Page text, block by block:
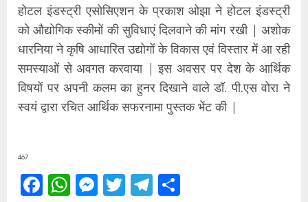
होटल इंडस्ट्री एसोसिएशन के प्रकाश ओझा ने होटल इंडस्ट्री
को औद्योगिक स्कीमों की सुविधाएं दिलवाने की मांग रखी | अशोक
धारनिया ने कृषि आधारित उद्योगों के विकास एवं विस्तार में आ रही
समस्याओं से अवगत करवाया | इस अवसर पर देश के आर्थिक
विषयों पर अपनी कलम का हुनर दिखाने वाले डॉ. पी.एस वोरा ने
स्वयं द्वारा रचित आर्थिक सफरनामा पुस्तक भेंट की |
467
Facebook
WhatsApp
Messenger
TwitterTelegram